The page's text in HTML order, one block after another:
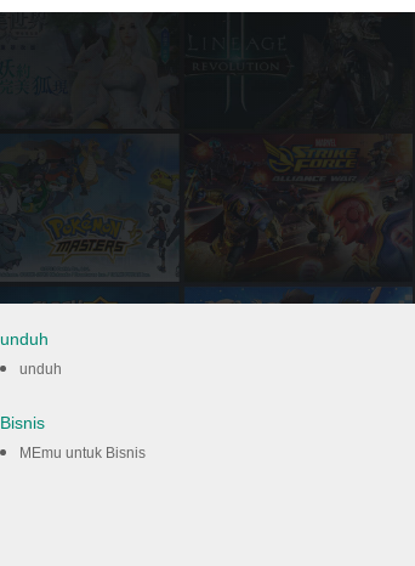
unduh
unduh
Bisnis
MEmu untuk Bisnis